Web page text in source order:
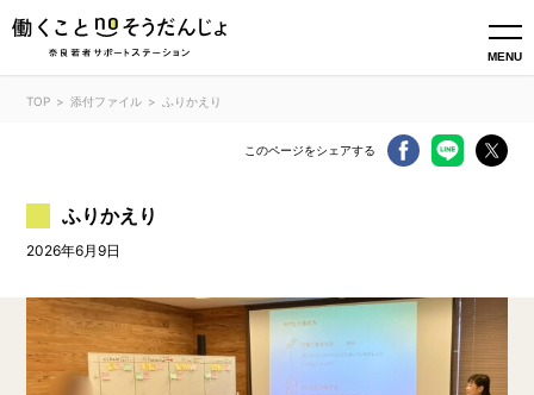
MENU
TOP 添付ファイル ふりかえり
このページをシェアする
ふりかえり
2026年6月9日